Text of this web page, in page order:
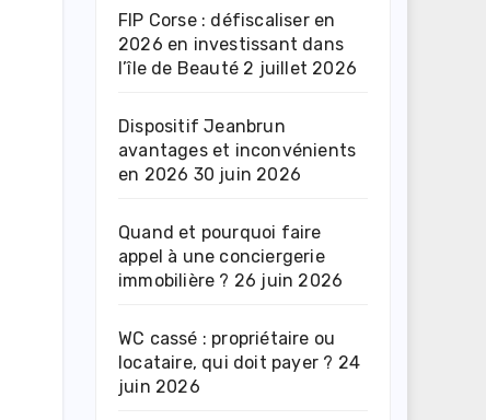
FIP Corse : défiscaliser en
2026 en investissant dans
l’île de Beauté 2 juillet 2026
Dispositif Jeanbrun
avantages et inconvénients
en 2026 30 juin 2026
Quand et pourquoi faire
appel à une conciergerie
immobilière ? 26 juin 2026
WC cassé : propriétaire ou
locataire, qui doit payer ? 24
juin 2026